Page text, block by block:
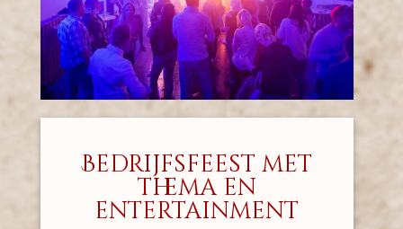
Bedrijfsfeest met
thema en
entertainment